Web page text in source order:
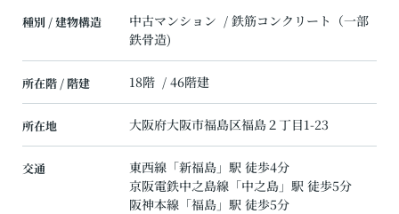
種別 / 建物構造
中古マンション / 鉄筋コンクリート（一部
鉄骨造)
所在階 / 階建 18階 / 46階建
所在地 大阪府大阪市福島区福島２丁目1-23
交通 東西線 「新福島 」駅 徒歩4分
京阪電鉄中之島線 「中之島 」駅 徒歩5分
阪神本線 「福島 」駅 徒歩5分